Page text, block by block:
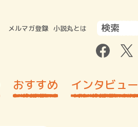
メルマガ登録 小説丸とは
おすすめ インタビュー